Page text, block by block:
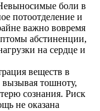
боли в
потоотделение и
важно вовремя
абстиненции,
на сердце и
веществ в
вызывая тошноту,
сознания. Риск
не оказана